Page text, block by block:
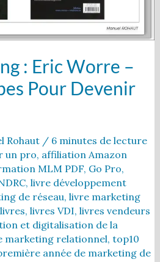
: Eric Worre –
Pour Devenir
Rohaut / 6 minutes de lecture
un pro, affiliation Amazon
MLM PDF, Go Pro,
, livre développement
de réseau, livre marketing
livres, livres VDI, livres vendeurs
et digitalisation de la
marketing relationnel, top10
année de marketing de